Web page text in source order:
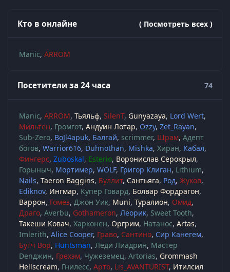
Кто в онлайне ( Посмотреть всех )
Manic ARROM
Посетители за 24 часа 74
Manic ARROM Тьяльф SilenT Gunyazaya Lord Wert
Мильтен Громгот Андуин Лотар Ozzy Zet_Rayan
Sub-Zero BoJl4apuk Балгай scrimmer Шрам Адепт
богов Warrior616 Duhnothan Mishka Хиран Кабал
Фингерс Zuboskal Esterio Воронислав Серокрыл
Горыныч Мортимер WOLF Григор Клиган Lithium
Nails Taeron Baggins Буллит Сантьяга Род Жуков
Ediknov Ингмар Купер Говард Болвар Фордрагон
Варрон Гомез Джон Уик Muni Туралион Омид
Драго Averbu Gothameron Леорик Sweet Tooth
Такеши Ковач Харконен Оргрим Натанос Artas
Imlerith Alice Cooper Граво Сантино Сир Канегем
Бутч Вор Huntsman Леди Лиадрин Мастер
Denджин Грехэм Чужеземец Artorias Grommash
Hellscream Гнилесс Арто Lis_AVANTURIST Итилсил